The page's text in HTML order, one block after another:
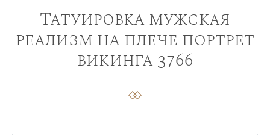
Татуировка мужская
реализм на плече портрет
викинга 3766